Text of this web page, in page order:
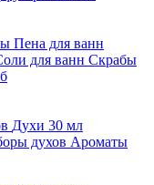
Пена для ванн
для ванн Скрабы
Духи 30 мл
духов Ароматы